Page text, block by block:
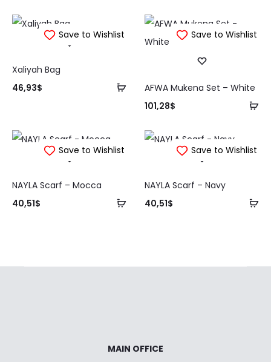
Save to Wishlist
Tambah
Xaliyah Bag
46,93$
Save to Wishlist
AFWA Mukena Set – White
101,28$
Save to Wishlist
Tambah
NAYLA Scarf – Mocca
40,51$
Save to Wishlist
NAYLA Scarf – Navy
40,51$
MAIN OFFICE